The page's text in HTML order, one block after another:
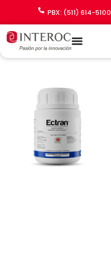
contenido
PBX: (511) 614-5100